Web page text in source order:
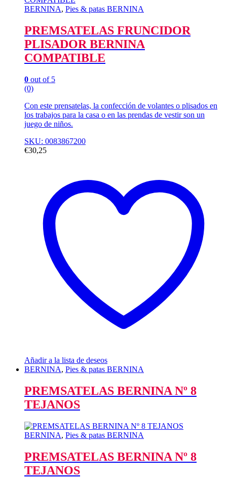
BERNINA, Pies & patas BERNINA
PREMSATELAS FRUNCIDOR
PLISADOR BERNINA
COMPATIBLE
0 out of 5
(0)
Con este prensatelas, la confección de volantes o plisados en
los trabajos para la casa o en las prendas de vestir son un
juego de niños.
SKU: 0083867200
€30,25
Añadir a la lista de deseos
BERNINA, Pies & patas BERNINA
PREMSATELAS BERNINA Nº 8
TEJANOS
BERNINA, Pies & patas BERNINA
PREMSATELAS BERNINA Nº 8
TEJANOS